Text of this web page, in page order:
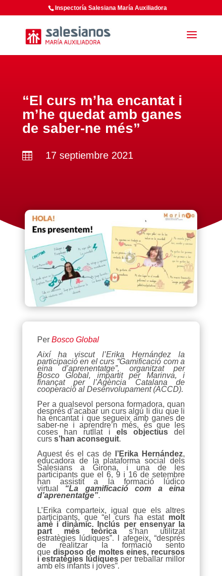
Inspectoría Salesiana María Auxiliadora
“El curs m’ha encantat i
m’he quedat amb ganes
de saber-ne més”
 17 septiembre 2021
Per Bosco Global
Així ha viscut l’Erika Hernández la
participació en el curs “Gamificació com a
eina d’aprenentatge”, organitzat per
Bosco Global, impartit per Marinva, i
finançat per l’Agència Catalana de
cooperació al Desenvolupament (ACCD).
Per a qualsevol persona formadora, quan
després d’acabar un curs algú li diu que li
ha encantat i que segueix amb ganes de
saber-ne i aprendre’n més, és que les
coses han rutllat iels objectius del
curs s’han aconseguit.
Aquest és el cas de
l’Erika Hernández,
educadora de la plataforma social dels
Salesians a Girona, i una de les
participants que el 6, 9 i 16 de setembre
han assistit a la formació lúdico
virtual “La gamificació com a eina
d’aprenentatge”.
L’Erika comparteix, igual que els altres
participants, que “el curs ha estat molt
amè i dinàmic. Inclús per ensenyar la
part més teòrica s’han utilitzat
estratègies lúdiques”. I afegeix, “després
de realitzar la formació sento
quedisposo de moltes eines, recursos
i estratègies lúdiquesper treballar millor
amb els infants i joves”.